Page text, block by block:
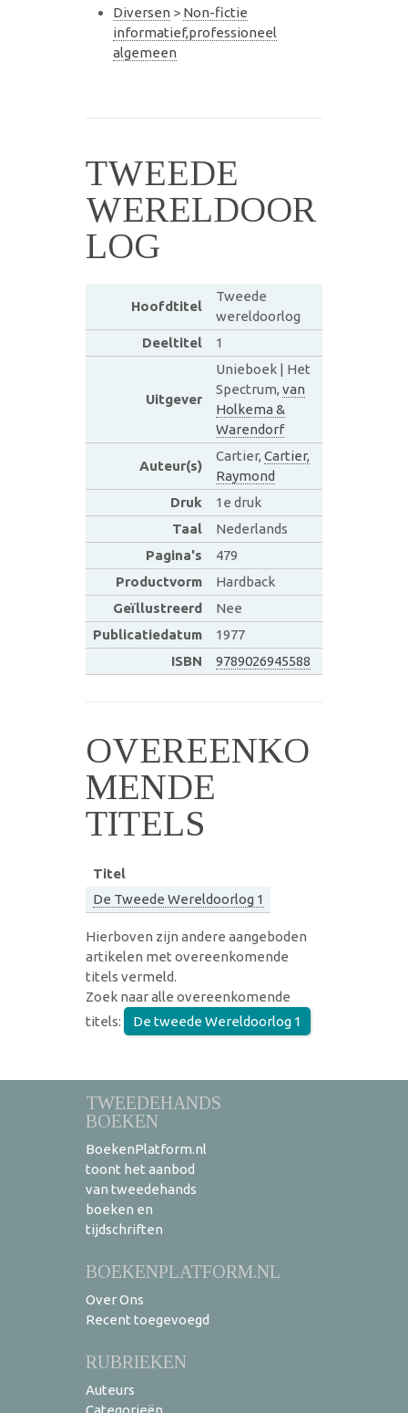
Diversen > Non-fictie
informatief,professioneel
algemeen
TWEEDE
WERELDOOR
LOG
Hoofdtitel
Tweede
wereldoorlog
Deeltitel
1
Uitgever
Unieboek | Het
Spectrum, van
Holkema &
Warendorf
Auteur(s)
Cartier, Cartier,
Raymond
Druk
1e druk
Taal
Nederlands
Pagina's
479
Productvorm
Hardback
Geïllustreerd
Nee
Publicatiedatum
1977
ISBN
9789026945588
OVEREENKO
MENDE
TITELS
Titel
De Tweede Wereldoorlog 1
Hierboven zijn andere aangeboden
artikelen met overeenkomende
titels vermeld.
Zoek naar alle overeenkomende
titels:
De tweede Wereldoorlog 1
TWEEDEHANDS
BOEKEN
BoekenPlatform.nl
toont het aanbod
van tweedehands
boeken en
tijdschriften
BOEKENPLATFORM.NL
Over Ons
Recent toegevoegd
RUBRIEKEN
Auteurs